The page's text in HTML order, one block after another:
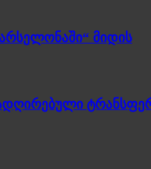
მიდის